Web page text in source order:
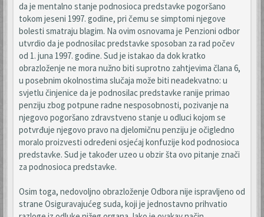
da je mentalno stanje podnosioca predstavke pogoršano
tokom jeseni 1997. godine, pri čemu se simptomi njegove
bolesti smatraju blagim. Na ovim osnovama je Penzioni odbor
utvrdio da je podnosilac predstavke sposoban za rad počev
od 1. juna 1997. godine. Sud je istakao da dok kratko
obrazloženje ne mora nužno biti suprotno zahtjevima člana 6,
u posebnim okolnostima slučaja može biti neadekvatno: u
svjetlu činjenice da je podnosilac predstavke ranije primao
penziju zbog potpune radne nesposobnosti, pozivanje na
njegovo pogoršano zdravstveno stanje u odluci kojom se
potvrđuje njegovo pravo na djelomičnu penziju je očigledno
moralo proizvesti određeni osjećaj konfuzije kod podnosioca
predstavke. Sud je također uzeo u obzir šta ovo pitanje znači
za podnosioca predstavke.
Osim toga, nedovoljno obrazloženje Odbora nije ispravljeno od
strane Osiguravajućeg suda, koji je jednostavno prihvatio